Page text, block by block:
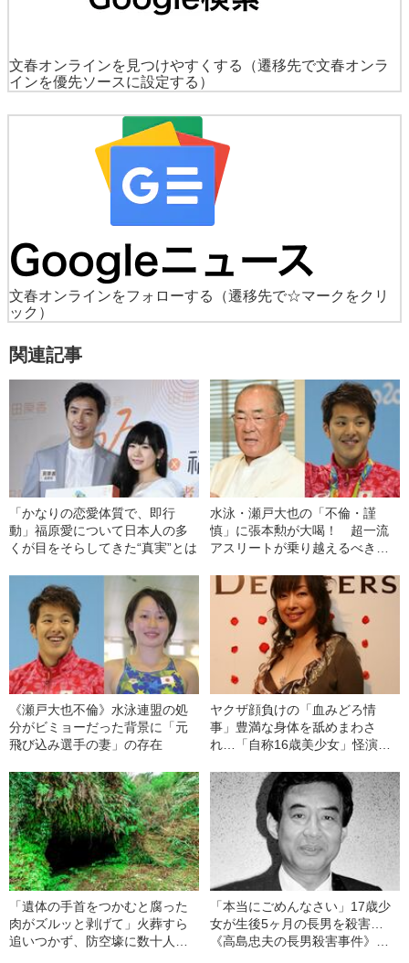
文春オンラインを見つけやすくする
（遷移先で文春オンラ
インを優先ソースに設定する）
文春オンラインをフォローする
（遷移先で☆マークをクリ
ック）
関連記事
「かなりの恋愛体質で、即行
動」福原愛について日本人の多
くが目をそらしてきた“真実”とは
水泳・瀬戸大也の「不倫・謹
慎」に張本勲が大喝！ 超一流
アスリートが乗り越えるべき
《瀬戸大也不倫》水泳連盟の処
分がビミョーだった背景に「元
飛び込み選手の妻」の存在
ヤクザ顔負けの「血みどろ情
事」豊満な身体を舐めまわさ
れ…「自称16歳美少女」怪演
ぎる“熟れ方”
「遺体の手首をつかむと腐った
肉がズルッと剥げて」火葬すら
追いつかず、防空壕に数十人
「本当にごめんなさい」17歳少
女が生後5ヶ月の長男を殺害…
《高島忠夫の長男殺害事件》夫